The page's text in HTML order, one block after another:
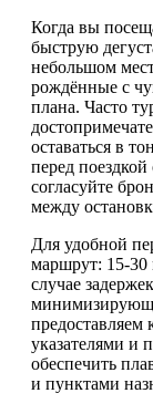
Когда вы
быструю
небольшом
рождённые с
плана. Часто
оставаться в
перед
согласуйте
между
Для удобной
маршрут: 15-30
случае
указателями и
обеспечить
и пунктами